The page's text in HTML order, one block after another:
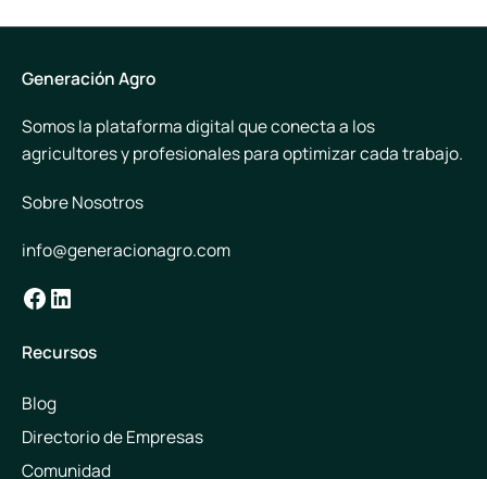
Generación Agro
Somos la plataforma digital que conecta a los
agricultores y profesionales para optimizar cada trabajo.
Sobre Nosotros
info@generacionagro.com
Facebook
LinkedIn
Recursos
Blog
Directorio de Empresas
Comunidad